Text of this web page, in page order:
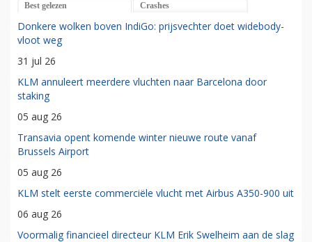
Best gelezen Crashes
Donkere wolken boven IndiGo: prijsvechter doet widebody-
vloot weg
31 jul 26
KLM annuleert meerdere vluchten naar Barcelona door
staking
05 aug 26
Transavia opent komende winter nieuwe route vanaf
Brussels Airport
05 aug 26
KLM stelt eerste commerciële vlucht met Airbus A350-900 uit
06 aug 26
Voormalig financieel directeur KLM Erik Swelheim aan de slag